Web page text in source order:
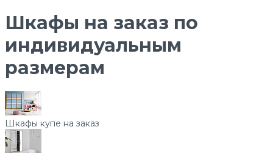
Шкафы на заказ по
индивидуальным
размерам
Шкафы купе на заказ